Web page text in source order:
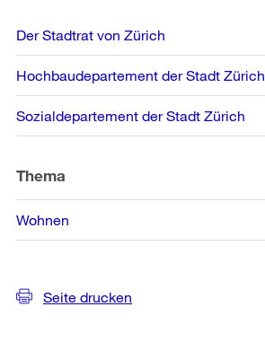
Weitere
Informationen
Der Stadtrat von Zürich
Hochbaudepartement der Stadt Zürich
Sozialdepartement der Stadt Zürich
Thema
Wohnen
Seite drucken